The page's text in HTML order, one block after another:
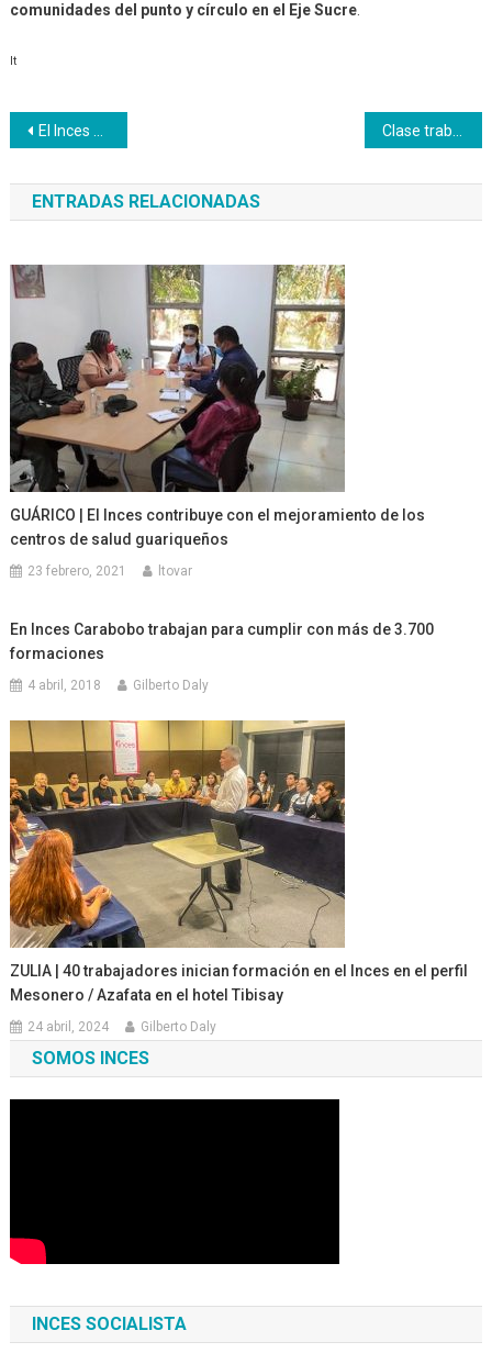
comunidades del punto y círculo en el Eje Sucre.
lt
Navegación
de
entradas
El Inces Bolívar sostiene encuentro interinstitucional para impulsar la producción agrícola Clase trabajadora de la E.B. “Encarnación de Nieves” es reconocida por sus saberes empíricos
ENTRADAS RELACIONADAS
GUÁRICO | El Inces contribuye con el mejoramiento de los
centros de salud guariqueños
23 febrero, 2021 ltovar
En Inces Carabobo trabajan para cumplir con más de 3.700
formaciones
4 abril, 2018 Gilberto Daly
ZULIA | 40 trabajadores inician formación en el Inces en el perfil
Mesonero / Azafata en el hotel Tibisay
24 abril, 2024 Gilberto Daly
SOMOS INCES
INCES SOCIALISTA